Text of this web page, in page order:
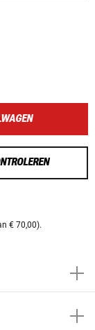
€ 70,00).